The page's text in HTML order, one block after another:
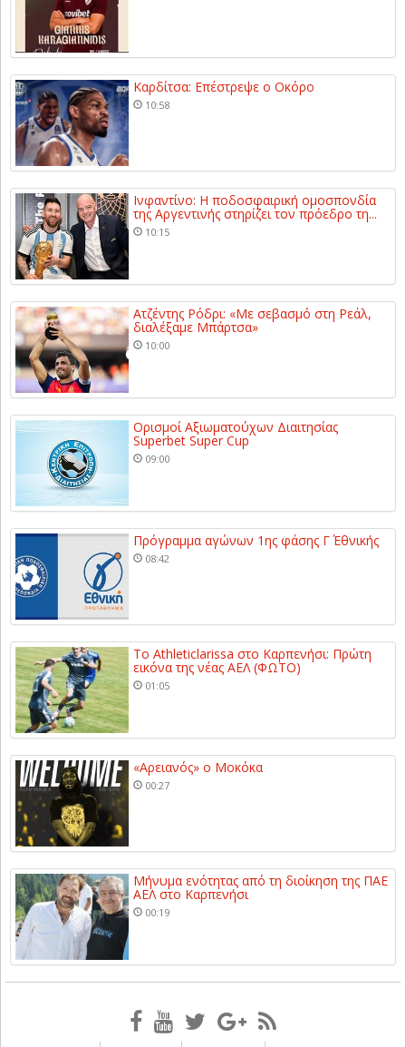
Καρδίτσα: Επέστρεψε ο Οκόρο
10:58
Ινφαντίνο: Η ποδοσφαιρική ομοσπονδία
της Αργεντινής στηρίζει τον πρόεδρο τη...
10:15
Ατζέντης Ρόδρι: «Με σεβασμό στη Ρεάλ,
διαλέξαμε Μπάρτσα»
10:00
Ορισμοί Αξιωματούχων Διαιτησίας
Superbet Super Cup
09:00
Πρόγραμμα αγώνων 1ης φάσης Γ΄ Εθνικής
08:42
Το Athleticlarissa στο Καρπενήσι: Πρώτη
εικόνα της νέας ΑΕΛ (ΦΩΤΟ)
01:05
«Αρειανός» ο Μοκόκα
00:27
Μήνυμα ενότητας από τη διοίκηση της ΠΑΕ
ΑΕΛ στο Καρπενήσι
00:19